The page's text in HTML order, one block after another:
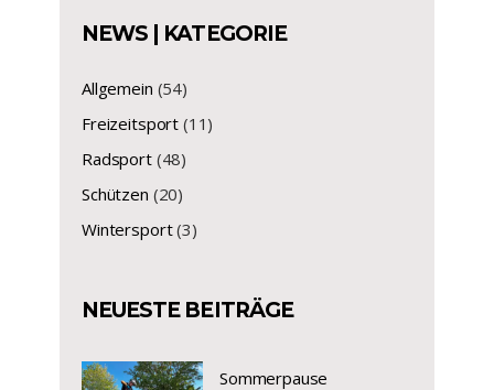
NEWS | KATEGORIE
Allgemein (54)
Freizeitsport (11)
Radsport(48)
Schützen (20)
Wintersport(3)
NEUESTE BEITRÄGE
Sommerpause